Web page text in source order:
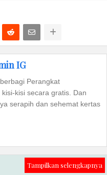
IG
Perangkat
kisi secara gratis. Dan
serapih dan sehemat kertas
Tampilkan selengkapnya